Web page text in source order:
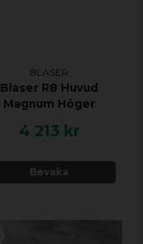
BLASER
Blaser R8 Huvud
Magnum Höger
4 213 kr
Bevaka